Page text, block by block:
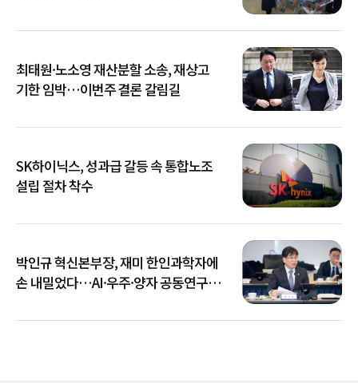
최태원·노소영 재산분할 소송, 재상고
기한 임박…이번주 결론 갈림길
SK하이닉스, 성과급 갈등 속 통합노조
설립 절차 착수
박인규 혁신본부장, 재미 한인과학자에
손 내밀었다…AI·우주·양자 공동연구